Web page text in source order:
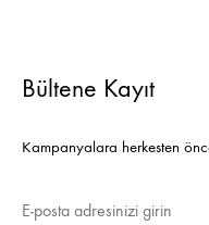
Bültene Kayıt
Kampanyalara herkesten